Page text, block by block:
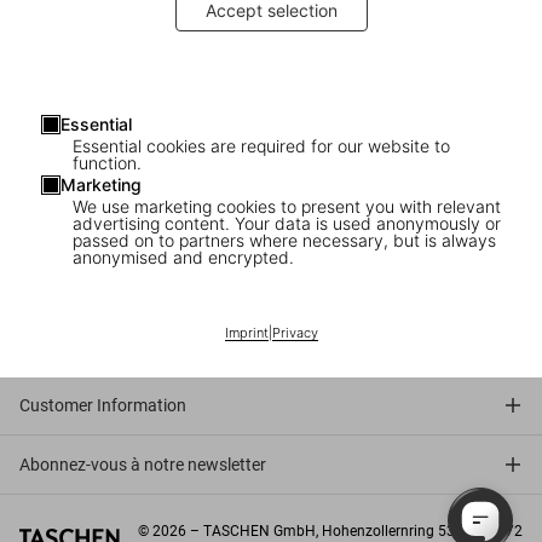
Accept selection
Essential
Essential cookies are required for our website to
function.
Marketing
We use marketing cookies to present you with relevant
advertising content. Your data is used anonymously or
passed on to partners where necessary, but is always
anonymised and encrypted.
Imprint| Privacy
Gallery Sales Associate @ Sotheby's London
Part-time Gallery Sales Associate Miami
Customer Information
Abonnez-vous à notre newsletter
© 2026 – TASCHEN GmbH, Hohenzollernring 53, D–50672